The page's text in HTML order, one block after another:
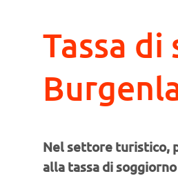
Tassa
Nel settore turistico,
alla tassa di